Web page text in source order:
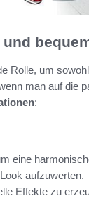
Rolle, um
man auf die
:
eine
aufzuwerten.
Effekte zu